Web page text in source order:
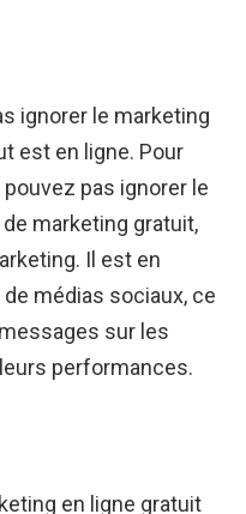
ignorer le marketing
est en ligne. Pour
pas ignorer le
marketing gratuit,
Il est en
médias sociaux, ce
sur les
performances.
en ligne gratuit